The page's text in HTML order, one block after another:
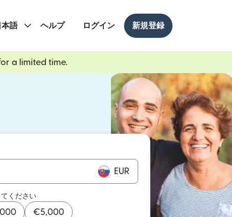
本語 ヘルプ ログイン 新規登録
a limited time.
ドウで開きます）
ウで開きます）
EUR
ください
€5,000